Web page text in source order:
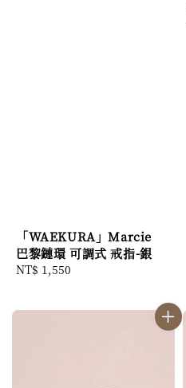
「WAEKURA」Marcie
巴黎鏈環 可調式 戒指-銀
Regular
NT$ 1,550